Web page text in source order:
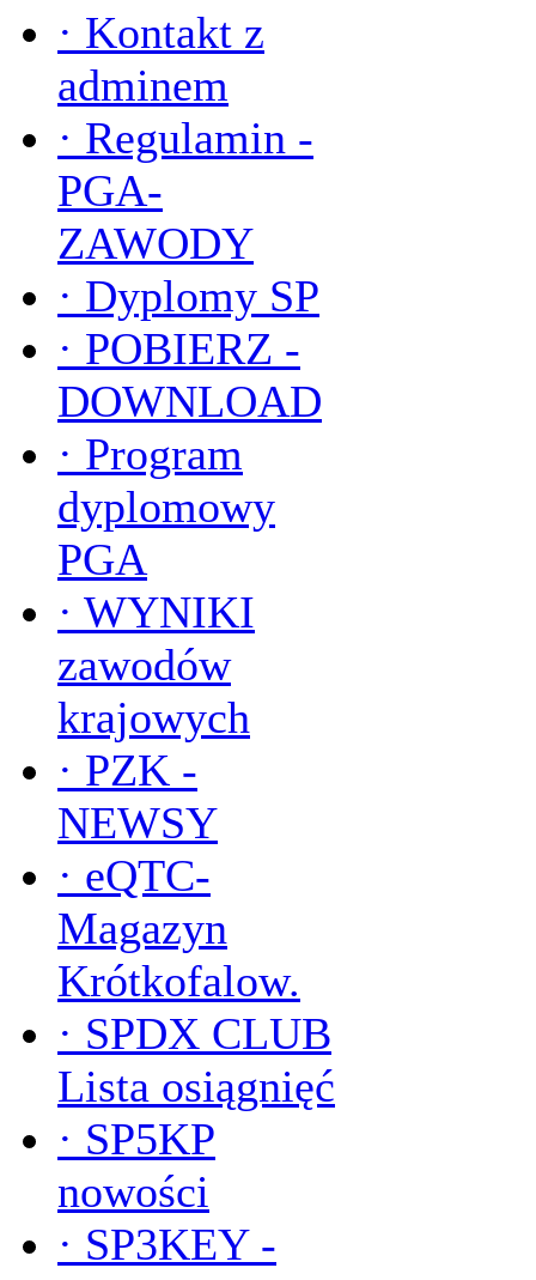
· Kontakt z
adminem
· Regulamin -
PGA-
ZAWODY
· Dyplomy SP
· POBIERZ -
DOWNLOAD
· Program
dyplomowy
PGA
· WYNIKI
zawodów
krajowych
· PZK -
NEWSY
· eQTC-
Magazyn
Krótkofalow.
· SPDX CLUB
Lista osiągnięć
· SP5KP
nowości
· SP3KEY -